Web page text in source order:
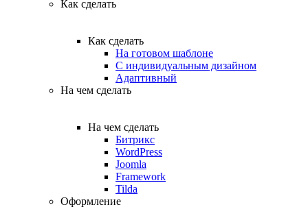
Как сделать
Как сделать
На готовом шаблоне
С индивидуальным дизайном
Адаптивный
На чем сделать
На чем сделать
Битрикс
WordPress
Joomla
Framework
Tilda
Оформление